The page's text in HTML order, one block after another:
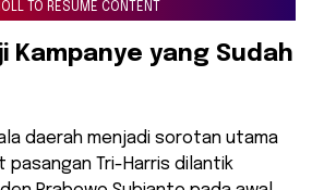
TO RESUME CONTENT
Kampanye yang Sudah
daerah menjadi sorotan utama
pasangan Tri-Harris dilantik